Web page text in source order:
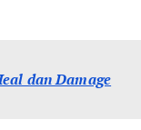
dan Damage